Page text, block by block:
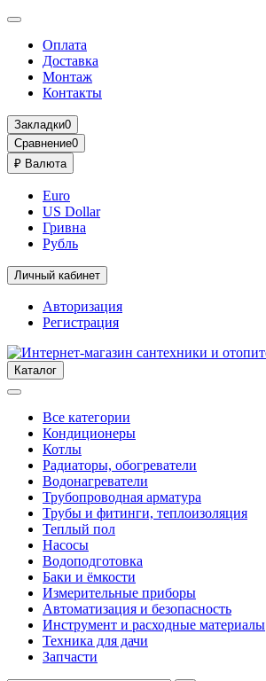
Оплата
Доставка
Монтаж
Контакты
Закладки0
Сравнение0
₽ Валюта
Euro
US Dollar
Гривна
Рубль
Личный кабинет
Авторизация
Регистрация
Каталог
Все категории
Кондиционеры
Котлы
Радиаторы, обогреватели
Водонагреватели
Трубопроводная арматура
Трубы и фитинги, теплоизоляция
Теплый пол
Насосы
Водоподготовка
Баки и ёмкости
Измерительные приборы
Автоматизация и безопасность
Инструмент и расходные материалы
Техника для дачи
Запчасти